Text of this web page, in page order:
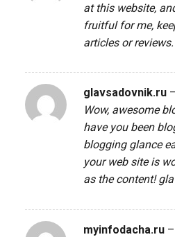
at this website,
fruitful for me,
articles or reviews.
glavsadovnik.ru –
Wow, awesome
have you been
blogging glance
your web site is
as the content!
myinfodacha.ru –